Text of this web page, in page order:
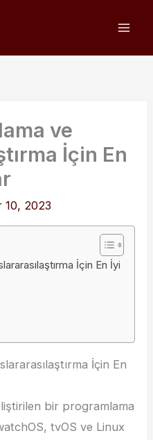
ve
İçin En
10, 2023
İçin En İyi
İçin En
bir programlama
tvOS ve Linux